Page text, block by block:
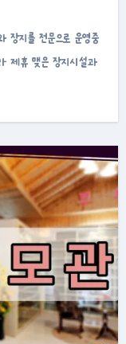
제휴 맺은 장지시설과